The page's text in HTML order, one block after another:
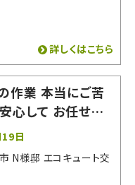
詳しくはこちら
作業 本当にご苦
心して お任せす
がありましたら
うございました。
日
N様邸 エコキュート交